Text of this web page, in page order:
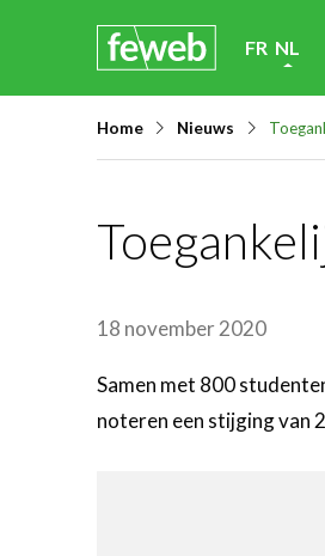
content
FR NL
Home Nieuws
18 november 2020
Samen met 800
noteren een stijging van